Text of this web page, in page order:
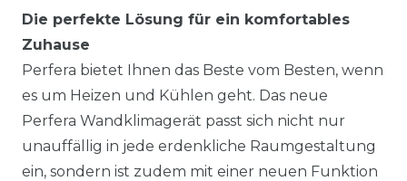
Die perfekte Lösung für ein komfortables
Zuhause
Perfera bietet Ihnen das Beste vom Besten, wenn
es um Heizen und Kühlen geht. Das neue
Perfera Wandklimagerät passt sich nicht nur
unauffällig in jede erdenkliche Raumgestaltung
ein, sondern ist zudem mit einer neuen Funktion